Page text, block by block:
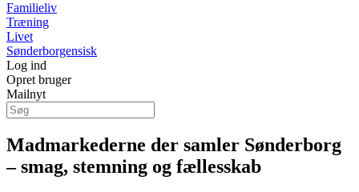
Familieliv
Træning
Livet
Sønderborgensisk
Log ind
Opret bruger
Mailnyt
Madmarkederne der samler Sønderborg
– smag, stemning og fællesskab